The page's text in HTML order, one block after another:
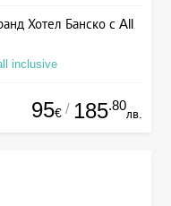
Хотел Банско с All
inclusive
95€ / 185.80
лв.